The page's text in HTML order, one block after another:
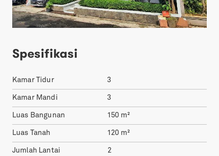
Spesifikasi
Kamar Tidur 3
Kamar Mandi 3
Luas Bangunan 150 m²
Luas Tanah 120 m²
Jumlah Lantai 2